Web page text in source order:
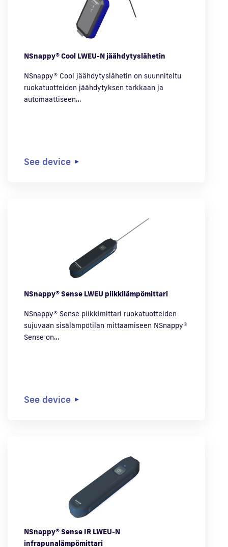
NSnappy® Cool LWEU-N jäähdytyslähetin
NSnappy® Cool jäähdytyslähetin on suunniteltu
ruokatuotteiden jäähdytyksen tarkkaan ja
automaattiseen…
See device
NSnappy® Sense LWEU piikkilämpömittari
NSnappy® Sense piikkimittari ruokatuotteiden
sujuvaan sisälämpötilan mittaamiseen NSnappy®
Sense on…
See device
NSnappy® Sense IR LWEU-N
infrapunalämpömittari